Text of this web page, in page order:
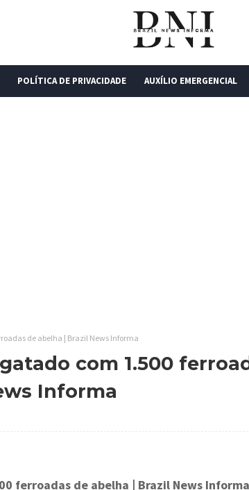
POLÍTICA DE PRIVACIDADE AUXÍLIO EMERGENCIAL
de abelha | Brazil News Informa
com 1.500
Informa
ferroadas de abelha | Brazil News Informa